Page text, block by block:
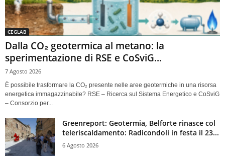
CEGLAB
Dalla CO₂ geotermica al metano: la
sperimentazione di RSE e CoSviG...
7 Agosto 2026
È possibile trasformare la CO₂ presente nelle aree geotermiche in una risorsa
energetica immagazzinabile? RSE – Ricerca sul Sistema Energetico e CoSviG
– Consorzio per...
Greenreport: Geotermia, Belforte rinasce col
teleriscaldamento: Radicondoli in festa il 23...
6 Agosto 2026